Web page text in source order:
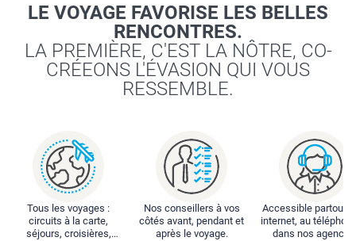
LE VOYAGE FAVORISE LES BELLES
RENCONTRES.
LA PREMIÈRE, C'EST LA NÔTRE, CO-
CRÉEONS L'ÉVASION QUI VOUS
RESSEMBLE.
Tous les voyages :
circuits à la carte,
séjours, croisières,
Nos conseillers à vos
côtés avant, pendant et
après le voyage.
Accessible partout :
internet, au
dans nos